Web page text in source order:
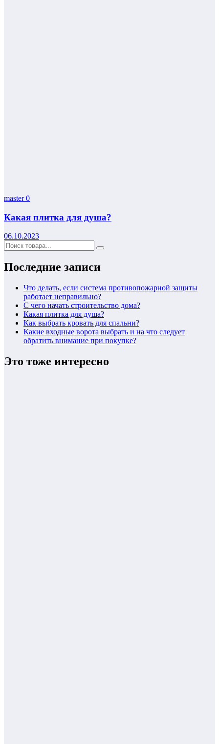
master0
Какая плитка для душа?
06.10.2023
Последние записи
Что делать, если система противопожарной защиты
работает неправильно?
С чего начать строительство дома?
Какая плитка для душа?
Как выбрать кровать для спальни?
Какие входные ворота выбрать и на что следует
обратить внимание при покупке?
Это тоже интересно